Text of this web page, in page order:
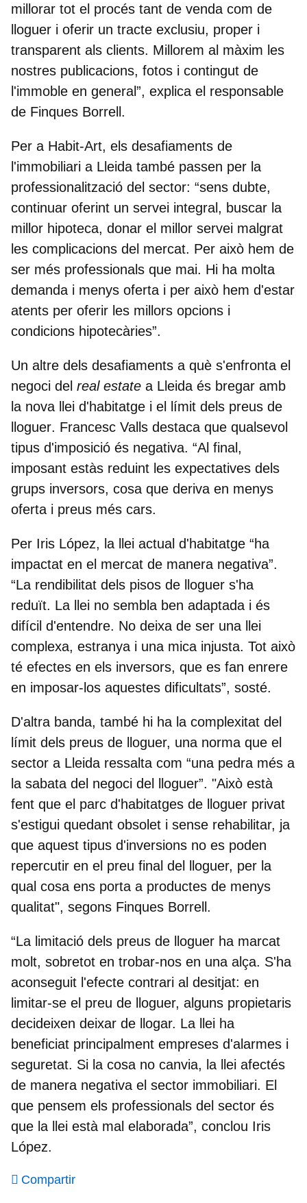
millorar tot el procés tant de venda com de
lloguer i oferir un tracte exclusiu, proper i
transparent als clients. Millorem al màxim les
nostres publicacions, fotos i contingut de
l'immoble en general”, explica el responsable
de Finques Borrell.
Per a Habit-Art, els desafiaments de
l'immobiliari a Lleida també passen per la
professionalització del sector: “sens dubte,
continuar oferint un servei integral, buscar la
millor hipoteca, donar el millor servei malgrat
les complicacions del mercat. Per això hem de
ser més professionals que mai. Hi ha molta
demanda i menys oferta i per això hem d'estar
atents per oferir les millors opcions i
condicions hipotecàries”.
Un altre dels desafiaments a què s'enfronta el
negoci del real estate a Lleida és bregar amb
la nova llei d'habitatge i el límit dels preus de
lloguer. Francesc Valls destaca que qualsevol
tipus d'imposició és negativa. “Al final,
imposant estàs reduint les expectatives dels
grups inversors, cosa que deriva en menys
oferta i preus més cars.
Per Iris López, la llei actual d'habitatge “ha
impactat en el mercat de manera negativa”.
“La rendibilitat dels pisos de lloguer s'ha
reduït. La llei no sembla ben adaptada i és
difícil d'entendre. No deixa de ser una llei
complexa, estranya i una mica injusta. Tot això
té efectes en els inversors, que es fan enrere
en imposar-los aquestes dificultats”, sosté.
D'altra banda, també hi ha la complexitat del
límit dels preus de lloguer, una norma que el
sector a Lleida ressalta com “una pedra més a
la sabata del negoci del lloguer”. "Això està
fent que el parc d'habitatges de lloguer privat
s'estigui quedant obsolet i sense rehabilitar, ja
que aquest tipus d'inversions no es poden
repercutir en el preu final del lloguer, per la
qual cosa ens porta a productes de menys
qualitat", segons Finques Borrell.
“La limitació dels preus de lloguer ha marcat
molt, sobretot en trobar-nos en una alça. S'ha
aconseguit l'efecte contrari al desitjat: en
limitar-se el preu de lloguer, alguns propietaris
decideixen deixar de llogar. La llei ha
beneficiat principalment empreses d'alarmes i
seguretat. Si la cosa no canvia, la llei afectés
de manera negativa el sector immobiliari. El
que pensem els professionals del sector és
que la llei està mal elaborada”, conclou Iris
López.
Compartir